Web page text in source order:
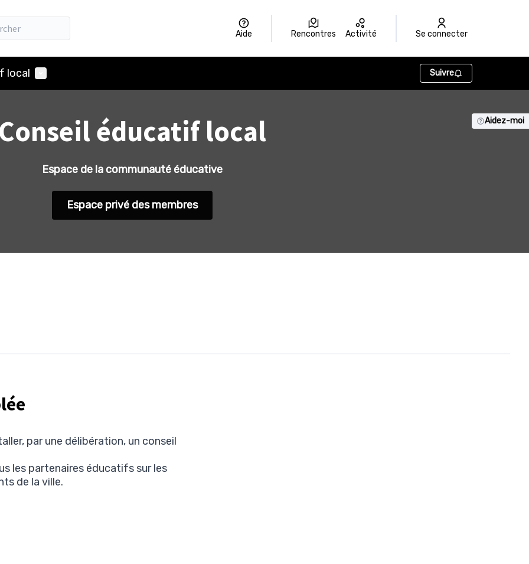
Aide Rencontres Activité Se connecter
local Menu utilisateur Suivre
Aidez-moi
Conseil éducatif local
Espace de la communauté éducative
Espace privé des membres
par une délibération, un conseil
les partenaires éducatifs sur les
de la ville.